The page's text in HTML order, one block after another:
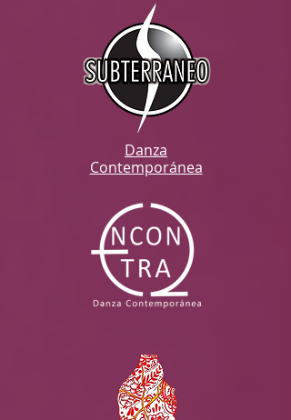
Danza
Contemporánea